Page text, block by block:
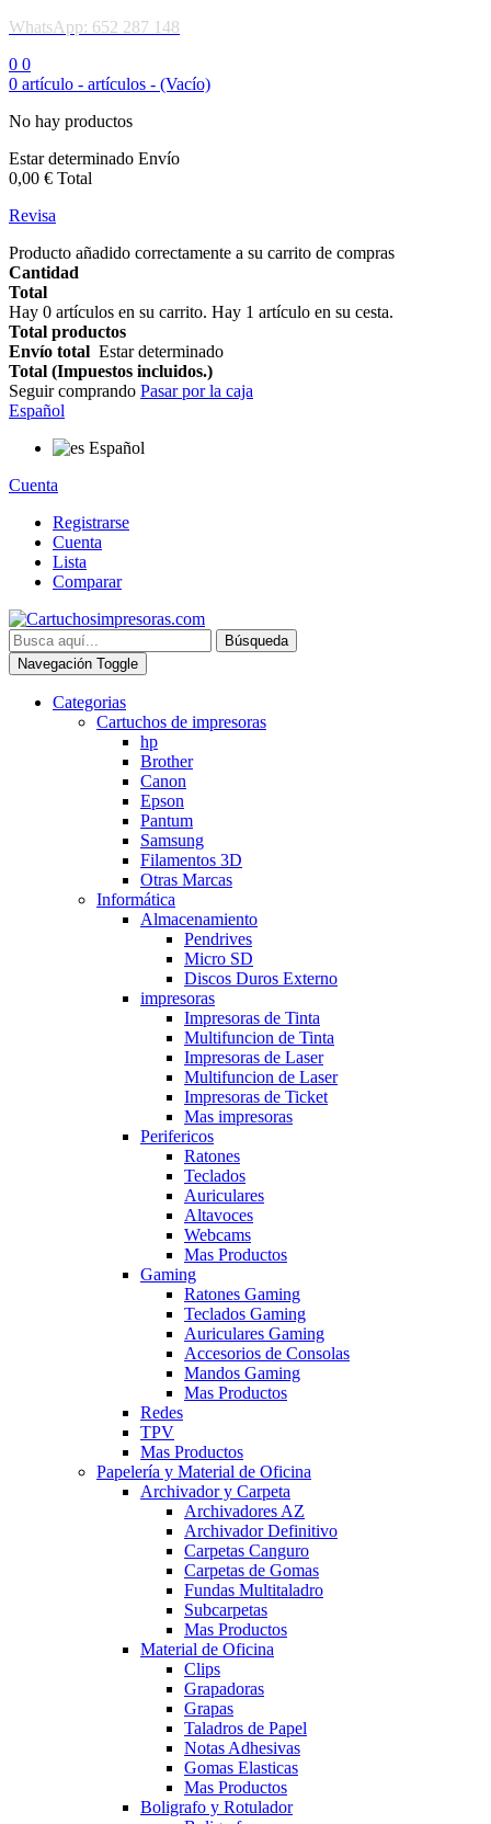
WhatsApp: 652 287 148
0 0
0 artículo - artículos - (Vacío)
No hay productos
Estar determinado Envío
0,00 € Total
Revisa
Producto añadido correctamente a su carrito de compras
Cantidad
Total
Hay 0 artículos en su carrito. Hay 1 artículo en su cesta.
Total productos
Envío total Estar determinado
Total (Impuestos incluidos.)
Seguir comprando Pasar por la caja
Español
Español
Cuenta
Registrarse
Cuenta
Lista
Comparar
Búsqueda
Navegación Toggle
Categorias
Cartuchos de impresoras
hp
Brother
Canon
Epson
Pantum
Samsung
Filamentos 3D
Otras Marcas
Informática
Almacenamiento
Pendrives
Micro SD
Discos Duros Externo
impresoras
Impresoras de Tinta
Multifuncion de Tinta
Impresoras de Laser
Multifuncion de Laser
Impresoras de Ticket
Mas impresoras
Perifericos
Ratones
Teclados
Auriculares
Altavoces
Webcams
Mas Productos
Gaming
Ratones Gaming
Teclados Gaming
Auriculares Gaming
Accesorios de Consolas
Mandos Gaming
Mas Productos
Redes
TPV
Mas Productos
Papelería y Material de Oficina
Archivador y Carpeta
Archivadores AZ
Archivador Definitivo
Carpetas Canguro
Carpetas de Gomas
Fundas Multitaladro
Subcarpetas
Mas Productos
Material de Oficina
Clips
Grapadoras
Grapas
Taladros de Papel
Notas Adhesivas
Gomas Elasticas
Mas Productos
Boligrafo y Rotulador